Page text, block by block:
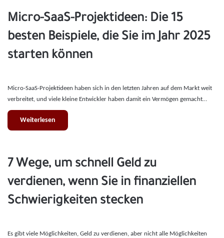
Micro-SaaS-Projektideen: Die 15
besten Beispiele, die Sie im Jahr 2025
starten können
Micro-SaaS-Projektideen haben sich in den letzten Jahren auf dem Markt weit
verbreitet, und viele kleine Entwickler haben damit ein Vermögen gemacht…
Weiterlesen
7 Wege, um schnell Geld zu
verdienen, wenn Sie in finanziellen
Schwierigkeiten stecken
Es gibt viele Möglichkeiten, Geld zu verdienen, aber nicht alle Möglichkeiten